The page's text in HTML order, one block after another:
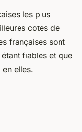
les plus
cotes de
françaises sont
fiables et que
elles.